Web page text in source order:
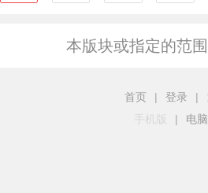
本版块或指定的范
首页 | 登录 |
手机版
| 电